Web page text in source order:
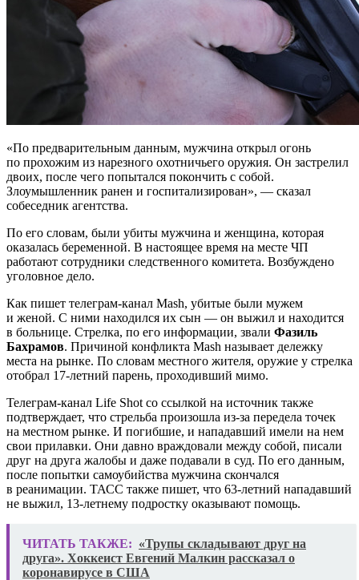
«По предварительным данным, мужчина открыл огонь
по прохожим из нарезного охотничьего оружия. Он застрелил
двоих, после чего попытался покончить с собой.
Злоумышленник ранен и госпитализирован», — сказал
собеседник агентства.
По его словам, были убиты мужчина и женщина, которая
оказалась беременной. В настоящее время на месте ЧП
работают сотрудники следственного комитета. Возбуждено
уголовное дело.
Как пишет телеграм-канал Mash, убитые были мужем
и женой. С ними находился их сын — он выжил и находится
в больнице. Стрелка, по его информации, звали Фазиль
Бахрамов. Причиной конфликта Mash называет дележку
места на рынке. По словам местного жителя, оружие у стрелка
отобрал 17-летний парень, проходивший мимо.
Телеграм-канал Life Shot со ссылкой на источник также
подтверждает, что стрельба произошла из-за передела точек
на местном рынке. И погибшие, и нападавший имели на нем
свои прилавки. Они давно враждовали между собой, писали
друг на друга жалобы и даже подавали в суд. По его данным,
после попытки самоубийства мужчина скончался
в реанимации. ТАСС также пишет, что 63-летний нападавший
не выжил, 13-летнему подростку оказывают помощь.
ЧИТАТЬ ТАКЖЕ: «Трупы складывают друг на
друга». Хоккеист Евгений Малкин рассказал о
коронавирусе в США